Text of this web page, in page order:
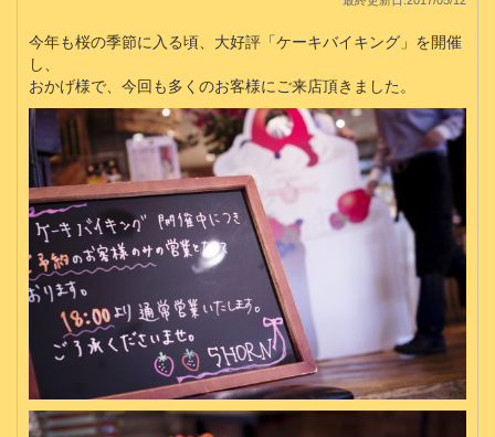
今年も桜の季節に入る頃、大好評「ケーキバイキング」を開催
し、
おかげ様で、今回も多くのお客様にご来店頂きました。